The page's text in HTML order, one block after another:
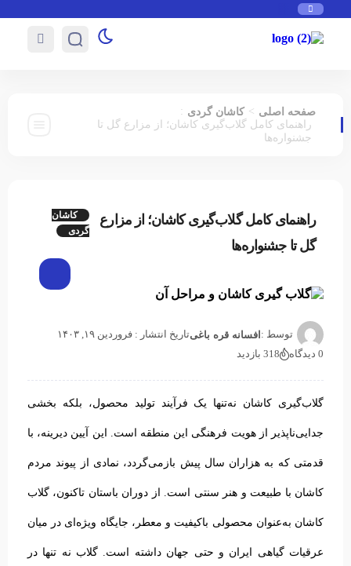
صفحه اصلی > کاشان گردی :
راهنمای کامل گلاب‌گیری کاشان؛ از مزارع گل تا
جشنواره‌ها
راهنمای کامل گلاب‌گیری کاشان؛ از مزارع
گل تا جشنواره‌ها
کاشان
گردی
توسط :افسانه قره باغیتاریخ انتشار : فروردین ۱۹, ۱۴۰۳
0 دیدگاه
318 بازدید
گلاب‌گیری کاشان نه‌تنها یک فرآیند تولید محصول، بلکه بخشی
جدایی‌ناپذیر از هویت فرهنگی این منطقه است. این آیین دیرینه، با
قدمتی که به هزاران سال پیش بازمی‌گردد، نمادی از پیوند مردم
کاشان با طبیعت و هنر سنتی است. از دوران باستان تاکنون، گلاب
کاشان به‌عنوان محصولی باکیفیت و معطر، جایگاه ویژه‌ای در میان
عرقیات گیاهی ایران و حتی جهان داشته است. گلاب نه تنها در